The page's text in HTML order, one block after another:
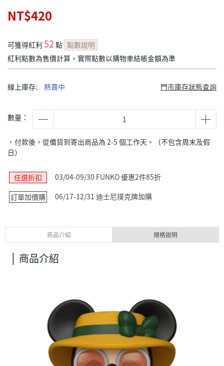
NT$420
可獲得紅利 52 點 點數說明
紅利點數為售價計算，實際點數以購物車結帳金額為準
線上庫存: 熱賣中 門市庫存狀態查詢
數量：
˙付款後，從備貨到寄出商品為 2-5 個工作天。（不包含周末及假
日）
任選折扣
03/04-09/30 FUNKO 優惠2件85折
訂單加價購
06/17-12/31 迪士尼撲克牌加購
商品介紹 規格說明
商品介紹